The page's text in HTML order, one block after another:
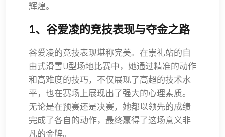
辉煌。
1、谷爱凌的竞技表现与夺金之路
谷爱凌的竞技表现堪称完美。在崇礼站的自
由式滑雪U型场地比赛中，她通过精准的动作
和高难度的技巧，不仅展现了高超的技术水
平，也在赛场上展现出了强大的心理素质。
无论是在预赛还是决赛，她都以领先的成绩
完成了各自的动作，最终赢得了这场意义非
凡的金牌。